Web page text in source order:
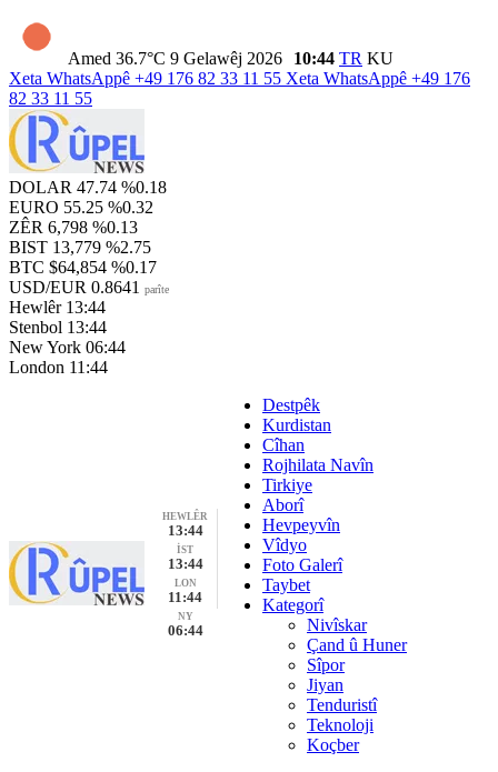
Amed 36.7°C 9 Gelawêj 2026 10:44 TR KU
Xeta WhatsAppê +49 176 82 33 11 55 Xeta WhatsAppê +49 176
82 33 11 55
DOLAR 47.74 %0.18
EURO 55.25 %0.32
ZÊR 6,798 %0.13
BIST 13,779 %2.75
BTC $64,854 %0.17
USD/EUR 0.8641 parîte
Hewlêr 13:44
Stenbol 13:44
New York 06:44
London 11:44
HEWLÊR
13:44
İST
13:44
LON
11:44
NY
06:44
Destpêk
Kurdistan
Cîhan
Rojhilata Navîn
Tirkiye
Aborî
Hevpeyvîn
Vîdyo
Foto Galerî
Taybet
Kategorî
Nivîskar
Çand û Huner
Sîpor
Jiyan
Tenduristî
Teknoloji
Koçber